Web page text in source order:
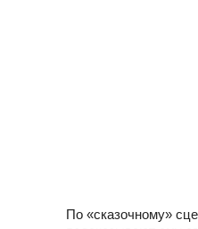
По «сказочному»